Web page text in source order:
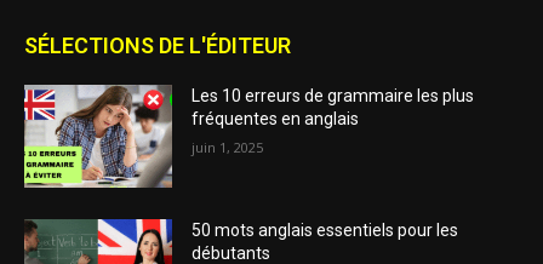
SÉLECTIONS DE L'ÉDITEUR
Les 10 erreurs de grammaire les plus
fréquentes en anglais
juin 1, 2025
50 mots anglais essentiels pour les
débutants